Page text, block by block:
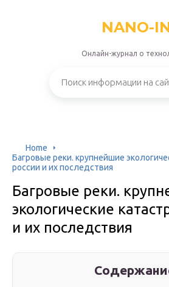
NANO-
Онлайн-журнал о
Home
Багровые реки. крупнейшие
россии и их последствия
Багровые реки.
экологические
и их последствия